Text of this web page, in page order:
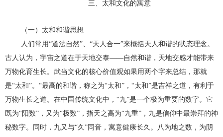
三、太和文化的寓意
（一）太和和谐思想
人们常用“道法自然”、“天人合一”来概括天人和谐的状态理念。
古人认为，宇宙之道在于天地交泰——自然和谐，天地交感才能带来
万物化育生长。武当文化的核心价值观如果用两个字来总结，那就
是“太和”。“最高的和谐，称之为“太和”，“太和”是吉祥之道，有利于
万物生长之道。在中国传统文化中，“九”是一个极为重要的数字。它
既为“阳数”，又为“极数”，指天之高为“九重”，九是信仰中最崇拜的神
秘数字。同时，九又与“久”同音，寓意健康长久。八为地之数，为阴